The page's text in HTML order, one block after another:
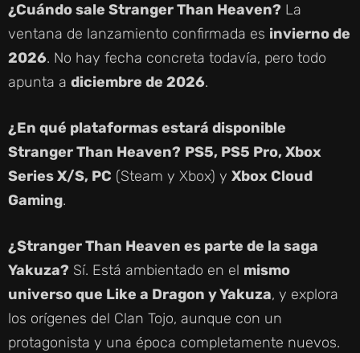
¿Cuándo sale Stranger Than Heaven? La
ventana de lanzamiento confirmada es invierno de
2026. No hay fecha concreta todavía, pero todo
apunta a diciembre de 2026.
¿En qué plataformas estará disponible
Stranger Than Heaven? PS5, PS5 Pro, Xbox
Series X/S, PC (Steam y Xbox) y Xbox Cloud
Gaming.
¿Stranger Than Heaven es parte de la saga
Yakuza? Sí. Está ambientado en el mismo
universo que Like a Dragon y Yakuza, y explora
los orígenes del Clan Tojo, aunque con un
protagonista y una época completamente nuevos.